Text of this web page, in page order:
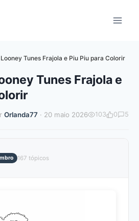
Tunes Frajola e Piu Piu para Colorir
Tunes Frajola e
Orlanda77· 20 maio 2026 103 0 5
167 tópicos